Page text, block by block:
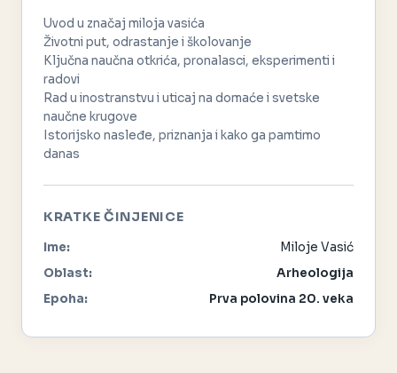
Uvod u značaj miloja vasića
Životni put, odrastanje i školovanje
Ključna naučna otkrića, pronalasci, eksperimenti i
radovi
Rad u inostranstvu i uticaj na domaće i svetske
naučne krugove
Istorijsko nasleđe, priznanja i kako ga pamtimo
danas
KRATKE ČINJENICE
Ime:
Miloje Vasić
Oblast:
Arheologija
Epoha:
Prva polovina 20. veka